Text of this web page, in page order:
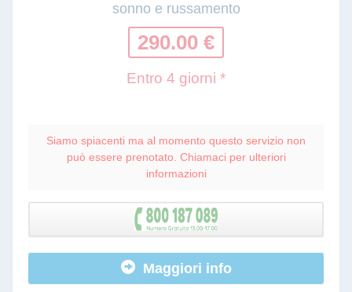
sonno e russamento
290.00 €
Entro 4 giorni *
Siamo spiacenti ma al momento questo servizio non
può essere prenotato. Chiamaci per ulteriori
informazioni
Maggiori info